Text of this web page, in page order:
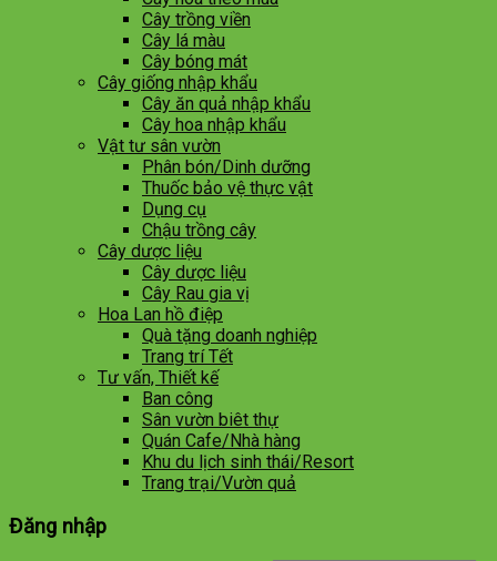
Cây trồng viền
Cây lá màu
Cây bóng mát
Cây giống nhập khẩu
Cây ăn quả nhập khẩu
Cây hoa nhập khẩu
Vật tư sân vườn
Phân bón/Dinh dưỡng
Thuốc bảo vệ thực vật
Dụng cụ
Chậu trồng cây
Cây dược liệu
Cây dược liệu
Cây Rau gia vị
Hoa Lan hồ điệp
Quà tặng doanh nghiệp
Trang trí Tết
Tư vấn, Thiết kế
Ban công
Sân vườn biêt thự
Quán Cafe/Nhà hàng
Khu du lịch sinh thái/Resort
Trang trại/Vườn quả
Đăng nhập